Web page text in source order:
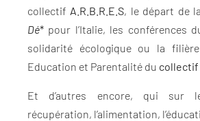
collectif A.R.B.R.E.S, le départ de
Dé* pour l’Italie, les conférences
solidarité écologique ou la
Education et Parentalité du collectif
Et d’autres encore, qui sur
récupération, l’alimentation,